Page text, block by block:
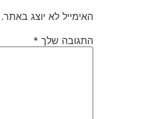
האימייל לא יוצג באתר.
התגובה שלך *